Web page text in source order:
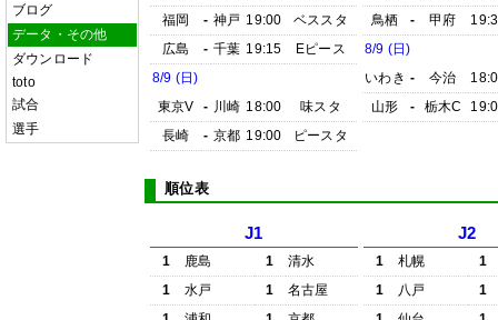
ブログ
データ・その他
ダウンロード
toto
試合
選手
福岡
- 神戸 19:00
ベススタ
広島
- 千葉 19:15
Eピース
8/9 (日)
東京V
- 川崎 18:00
味スタ
長崎
- 京都 19:00 ピースタ
鳥栖
- 甲府
8/9 (日)
いわき - 今治
山形
- 栃木C
順位表
J1
1 鹿島 1
清水
1
水戸 1
名古屋
J2
1 札幌
1
1
八戸
1